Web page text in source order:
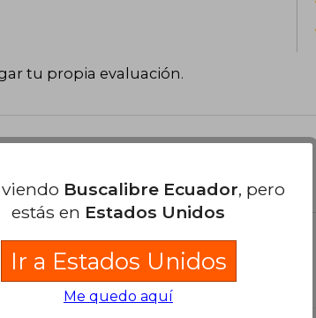
el desarrollo del budismo
tu propia evaluación.
Buscalibre Ecuador, pero
estás en Estados Unidos
Ir a Estados Unidos
Me quedo aquí